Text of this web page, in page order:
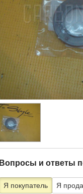
Вопросы и ответы
Я покупатель Я